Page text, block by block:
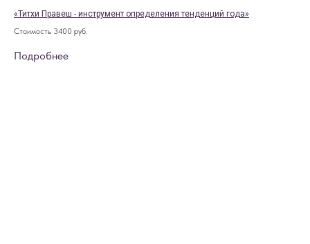
«Титхи Правеш - инструмент определения тенденций года»
Стоимость 3400 руб.
Подробнее